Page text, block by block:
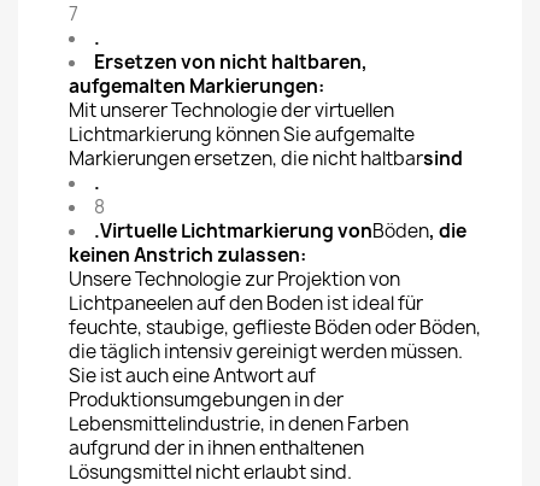
7
.
Ersetzen von nicht haltbaren,
aufgemalten Markierungen:
Mit unserer Technologie der virtuellen
Lichtmarkierung können Sie aufgemalte
Markierungen ersetzen, die nicht haltbarsind
.
8
.Virtuelle Lichtmarkierung vonBöden, die
keinen Anstrich zulassen:
Unsere Technologie zur Projektion von
Lichtpaneelen auf den Boden ist ideal für
feuchte, staubige, geflieste Böden oder Böden,
die täglich intensiv gereinigt werden müssen.
Sie ist auch eine Antwort auf
Produktionsumgebungen in der
Lebensmittelindustrie, in denen Farben
aufgrund der in ihnen enthaltenen
Lösungsmittel nicht erlaubt sind.